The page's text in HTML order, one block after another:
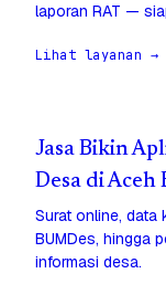
laporan RAT —
Lihat layanan →
Jasa Bikin
Desa di Aceh
Surat online, data
BUMDes, hingga
informasi desa.